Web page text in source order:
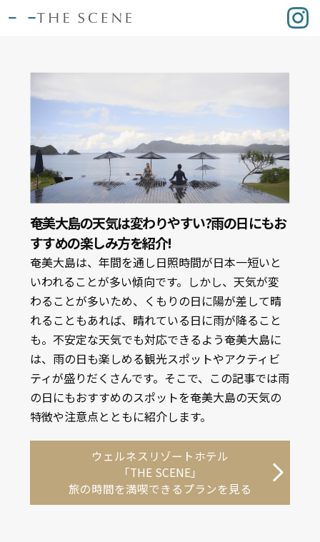
奄美大島の天気は変わりやすい?雨の日にもお
すすめの楽しみ方を紹介!
奄美大島は、年間を通し日照時間が日本一短いと
いわれることが多い傾向です。しかし、天気が変
わることが多いため、くもりの日に陽が差して晴
れることもあれば、晴れている日に雨が降ること
も。不安定な天気でも対応できるよう奄美大島に
は、雨の日も楽しめる観光スポットやアクティビ
ティが盛りだくさんです。そこで、この記事では雨
の日にもおすすめのスポットを奄美大島の天気の
特徴や注意点とともに紹介します。
ウェルネスリゾートホテル
「THE SCENE」
旅の時間を満喫できるプランを見る